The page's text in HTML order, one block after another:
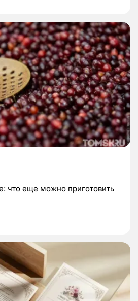
что еще можно приготовить